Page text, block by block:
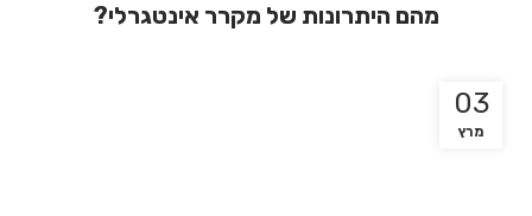
מהם היתרונות של מקרר אינטגרלי?
03
מרץ